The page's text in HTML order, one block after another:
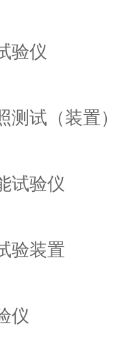
验仪
测试（装置
试验仪
验装置
仪